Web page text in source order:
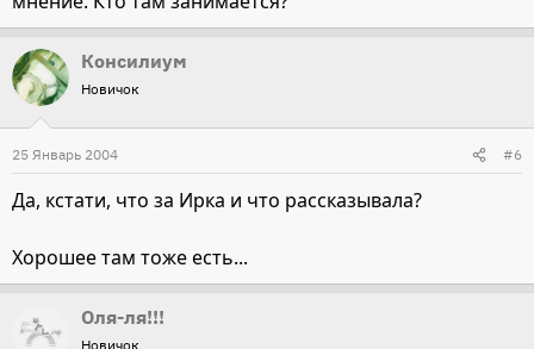
Консилиум
Новичок
25 Январь 2004 #6
Да, кстати, что за Ирка и что рассказывала?
Хорошее там тоже есть...
Оля-ля!!!
Новичок